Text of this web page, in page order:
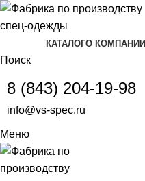
КАТАЛОГО КОМПАНИИ
Поиск
8 (843) 204-19-98
info@vs-spec.ru
Меню